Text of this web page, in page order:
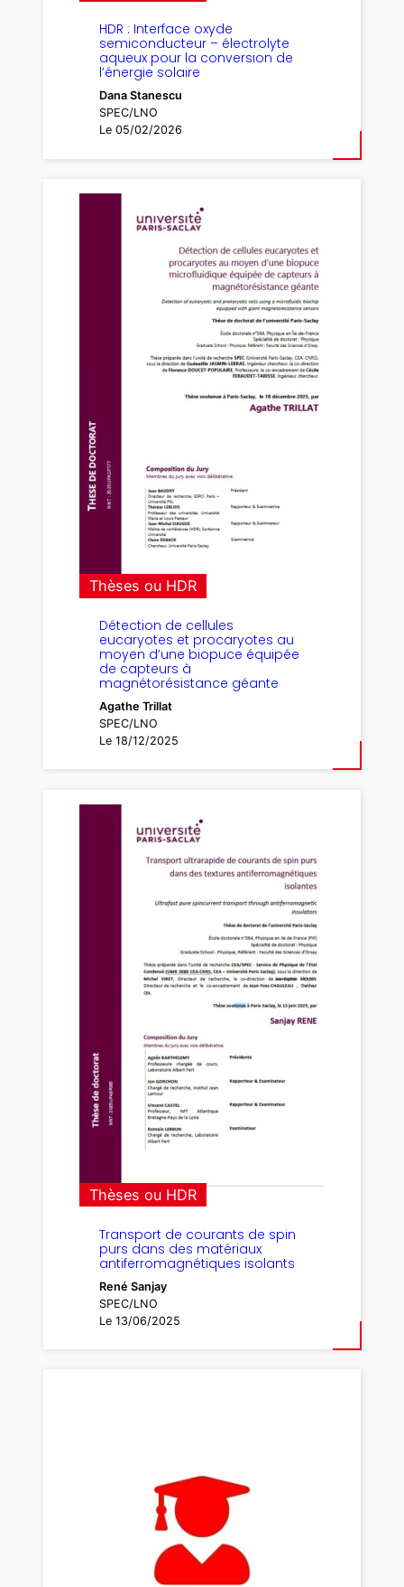
HDR : Interface oxyde
semiconducteur – électrolyte
aqueux pour la conversion de
l’énergie solaire
Dana Stanescu
SPEC/LNO
Le 05/02/2026
Thèses ou HDR
Détection de cellules
eucaryotes et procaryotes au
moyen d’une biopuce équipée
de capteurs à
magnétorésistance géante
Agathe Trillat
SPEC/LNO
Le 18/12/2025
Thèses ou HDR
Transport de courants de spin
purs dans des matériaux
antiferromagnétiques isolants
René Sanjay
SPEC/LNO
Le 13/06/2025